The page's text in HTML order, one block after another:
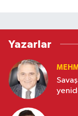
Yazarlar